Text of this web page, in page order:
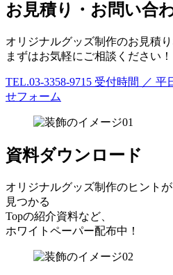
お見積り・お問い合
オリジナルグッズ制作のお見積り
まずはお気軽にご相談ください！
TEL.03-3358-9715 受付時間 ／ 平
せフォーム
資料ダウンロード
オリジナルグッズ制作のヒントが
見つかる
Topの紹介資料など、
ホワイトペーパー配布中！